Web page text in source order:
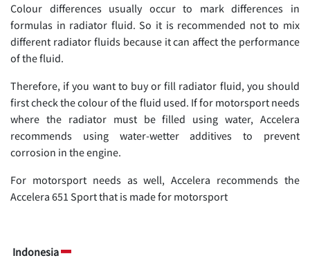
Colour differences usually occur to mark differences in
formulas in radiator fluid. So it is recommended not to mix
different radiator fluids because it can affect the performance
of the fluid.
Therefore, if you want to buy or fill radiator fluid, you should
first check the colour of the fluid used. If for motorsport needs
where the radiator must be filled using water, Accelera
recommends using water-wetter additives to prevent
corrosion in the engine.
For motorsport needs as well, Accelera recommends the
Accelera 651 Sport that is made for motorsport
Indonesia